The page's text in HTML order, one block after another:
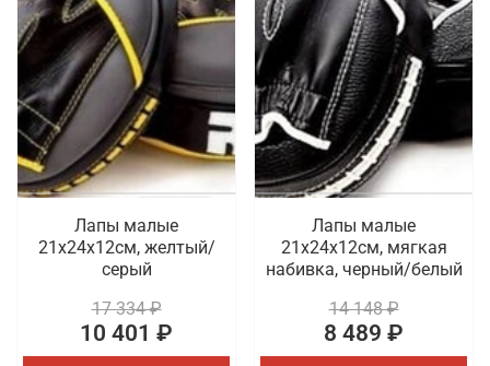
Лапы малые
21х24х12см, желтый/
серый
17 334 ₽
10 401 ₽
Лапы малые
21х24х12см, мягкая
набивка, черный/белый
14 148 ₽
8 489 ₽